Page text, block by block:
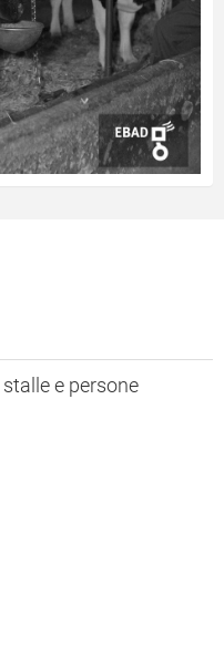
e persone